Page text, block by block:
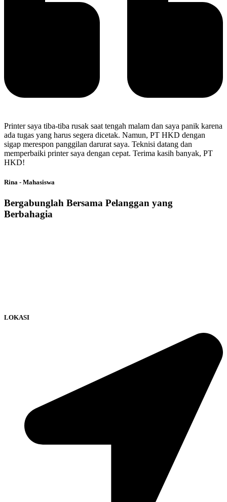
Printer saya tiba-tiba rusak saat tengah malam dan saya panik karena
ada tugas yang harus segera dicetak. Namun, PT HKD dengan
sigap merespon panggilan darurat saya. Teknisi datang dan
memperbaiki printer saya dengan cepat. Terima kasih banyak, PT
HKD!
Rina - Mahasiswa
Bergabunglah Bersama Pelanggan yang
Berbahagia
LOKASI